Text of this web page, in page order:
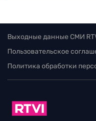
Выходные данные СМИ
Пользовательское
Политика обработки